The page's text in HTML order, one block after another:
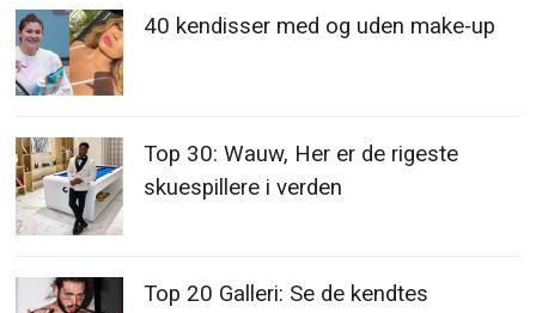
40 kendisser med og uden make-up
Top 30: Wauw, Her er de rigeste
skuespillere i verden
Top 20 Galleri: Se de kendtes